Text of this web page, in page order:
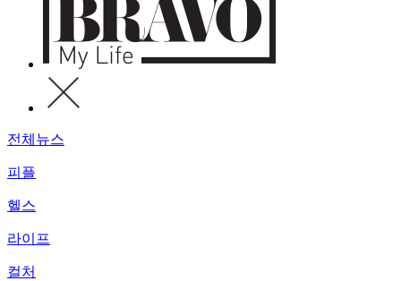
전체뉴스
피플
헬스
라이프
컬처